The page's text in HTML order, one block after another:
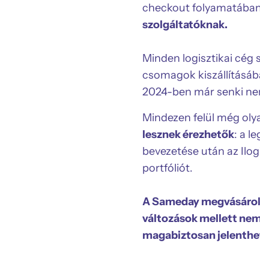
checkout
szolgáltatóknak.
Minden logisztikai cég
csomagok
2024-ben már senki
Mindezen felül még
lesznek érezhetők: a
bevezetése után az
portfóliót.
A Sameday
változások mellett
magabiztosan